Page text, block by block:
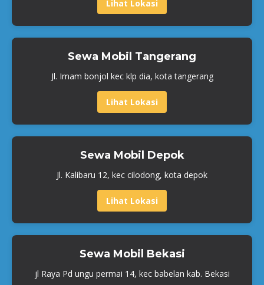
Lihat Lokasi
Sewa Mobil Tangerang
Jl. Imam bonjol kec klp dia, kota tangerang
Lihat Lokasi
Sewa Mobil Depok
Jl. Kalibaru 12, kec cilodong, kota depok
Lihat Lokasi
Sewa Mobil Bekasi
jl Raya Pd ungu permai 14, kec babelan kab. Bekasi